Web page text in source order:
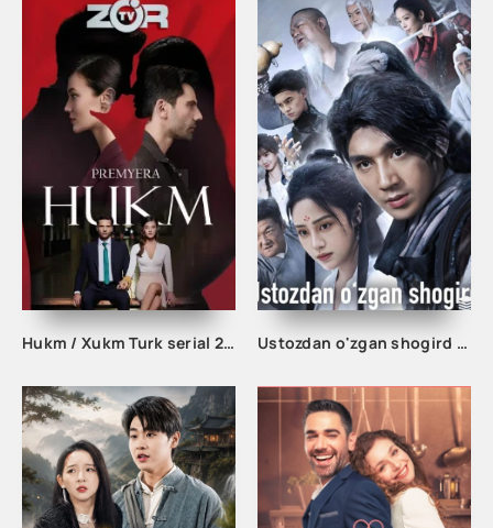
Hukm / Xukm Turk serial 203. 204. 205. 206. 207. 208. 209. 210. 211. 212. 213. 214. 215 Qism Uzbek tilida Hukim Xukim Barcha qismlari Ustozdan o'zgan shogird 1-2-3-10-20-30-50-60-70-80-90 Qism drama koreya seriali uzbek tilida Barcha qismlar